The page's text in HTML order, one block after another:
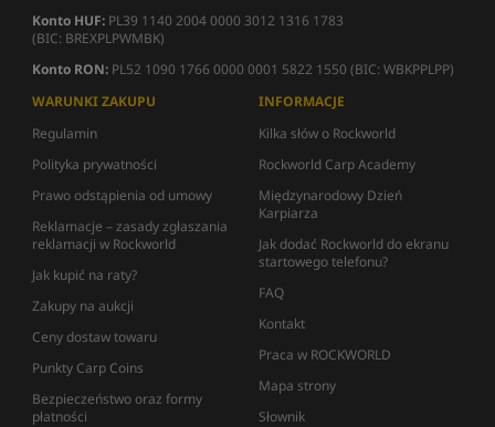
Konto HUF: PL39 1140 2004 0000 3012 1316 1783
(BIC: BREXPLPWMBK)
Konto RON: PL52 1090 1766 0000 0001 5822 1550 (BIC: WBKPPLPP)
WARUNKI ZAKUPU
Regulamin
Polityka prywatności
Prawo odstąpienia od umowy
Reklamacje – zasady zgłaszania
reklamacji w Rockworld
Jak kupić na raty?
Zakupy na aukcji
Ceny dostaw towaru
Punkty Carp Coins
Bezpieczeństwo oraz formy
płatności
INFORMACJE
Kilka słów o Rockworld
Rockworld Carp Academy
Międzynarodowy Dzień
Karpiarza
Jak dodać Rockworld do ekranu
startowego telefonu?
FAQ
Kontakt
Praca w ROCKWORLD
Mapa strony
Słownik